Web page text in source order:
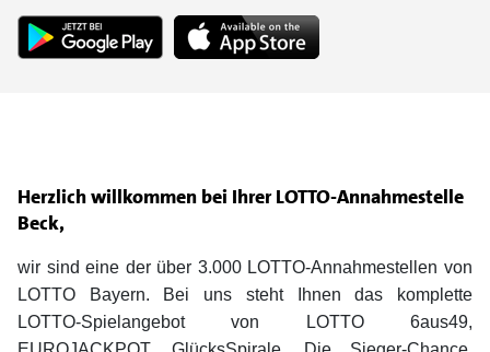
Herzlich willkommen bei Ihrer LOTTO-Annahmestelle
Beck,
wir sind eine der über 3.000 LOTTO-Annahmestellen von
LOTTO Bayern. Bei uns steht Ihnen das komplette
LOTTO-Spielangebot von LOTTO 6aus49,